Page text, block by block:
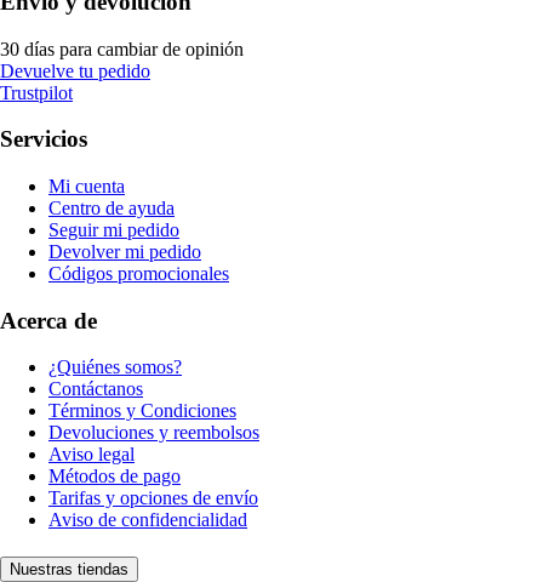
30 días para cambiar de opinión
Devuelve tu pedido
Trustpilot
Servicios
Mi cuenta
Centro de ayuda
Seguir mi pedido
Devolver mi pedido
Códigos promocionales
Acerca de
¿Quiénes somos?
Contáctanos
Términos y Condiciones
Devoluciones y reembolsos
Aviso legal
Métodos de pago
Tarifas y opciones de envío
Aviso de confidencialidad
Nuestras tiendas